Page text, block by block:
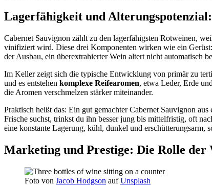
Lagerfähigkeit und
Cabernet Sauvignon zählt zu den lagerfähigsten Rotweinen,
vinifiziert wird. Diese drei Komponenten wirken wie ein
der Ausbau, ein überextrahierter Wein altert nicht automatisch
Im Keller zeigt sich die typische Entwicklung von primär zu
und es entstehen komplexe Reifearomen, etwa Leder, Erde
die Aromen verschmelzen stärker miteinander.
Praktisch heißt das: Ein gut gemachter Cabernet Sauvignon
Frische suchst, trinkst du ihn besser jung bis mittelfristig, oft
eine konstante Lagerung, kühl, dunkel und erschütterungsarm,
Marketing und Prestige: Die Rolle
Foto von Jacob Hodgson aufUnsplash